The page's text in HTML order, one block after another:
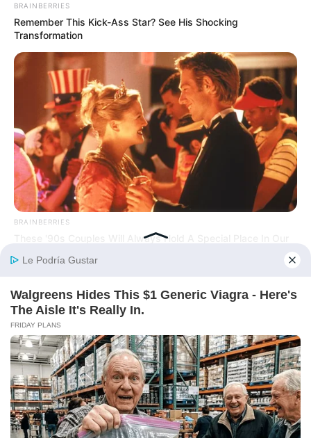
BRAINBERRIES
Remember This Kick-Ass Star? See His Shocking
Transformation
BRAINBERRIES
These '90s Couples Will Always Hold A Special Place In Our